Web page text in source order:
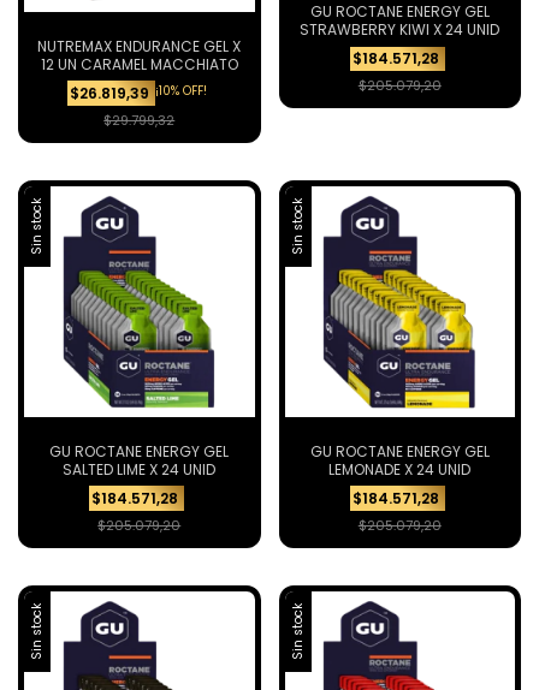
NUTREMAX ENDURANCE GEL X
12 UN CARAMEL MACCHIATO
$26.819,39 ¡10% OFF!
$29.799,32
GU ROCTANE ENERGY GEL
STRAWBERRY KIWI X 24 UNID
$184.571,28
$205.079,20
Sin stock
GU ROCTANE ENERGY GEL
SALTED LIME X 24 UNID
$184.571,28
$205.079,20
Sin stock
GU ROCTANE ENERGY GEL
LEMONADE X 24 UNID
$184.571,28
$205.079,20
Sin stock Sin stock